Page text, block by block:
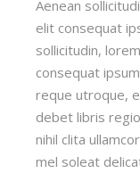
Aenean
elit consequat
sollicitudin,
consequat
reque utroque,
debet libris
nihil clita
mel soleat